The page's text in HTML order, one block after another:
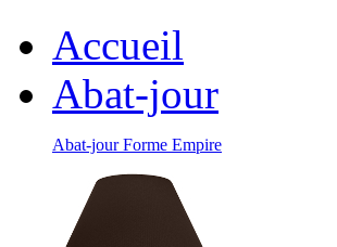
Accueil
Abat-jour
Abat-jour Forme Empire